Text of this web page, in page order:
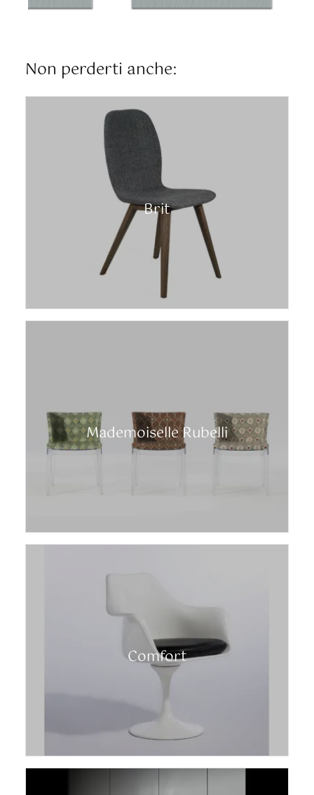
Non perderti anche:
Brit
Mademoiselle Rubelli
Comfort